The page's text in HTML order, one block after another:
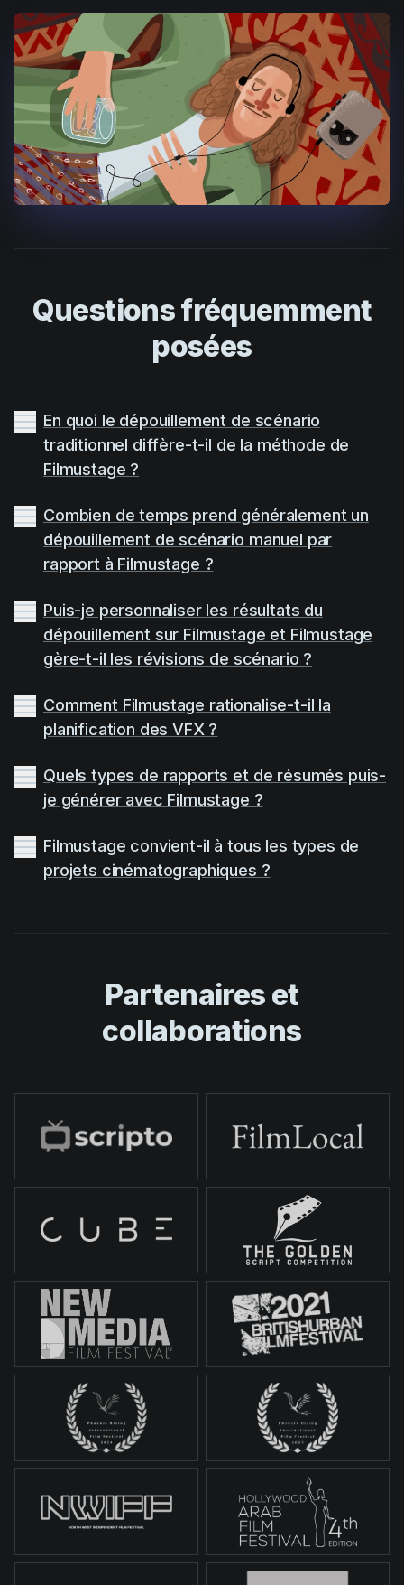
Questions fréquemment
posées
En quoi le dépouillement de scénario
traditionnel diffère-t-il de la méthode de
Filmustage ?
Combien de temps prend généralement un
dépouillement de scénario manuel par
rapport à Filmustage ?
Puis-je personnaliser les résultats du
dépouillement sur Filmustage et Filmustage
gère-t-il les révisions de scénario ?
Comment Filmustage rationalise-t-il la
planification des VFX ?
Quels types de rapports et de résumés puis-
je générer avec Filmustage ?
Filmustage convient-il à tous les types de
projets cinématographiques ?
Partenaires et
collaborations